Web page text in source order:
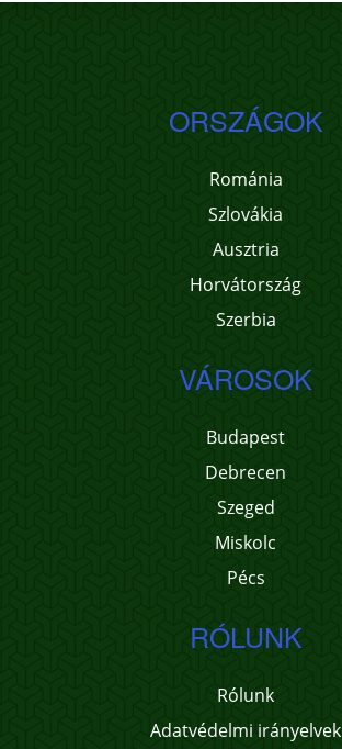
ORSZÁGOK
Románia
Szlovákia
Ausztria
Horvátország
Szerbia
VÁROSOK
Budapest
Debrecen
Szeged
Miskolc
Pécs
RÓLUNK
Rólunk
Adatvédelmi irányelvek